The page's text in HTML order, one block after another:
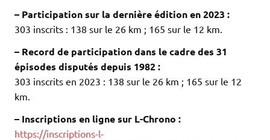
– Participation sur la dernière édition en 2023 :
303 inscrits : 138 sur le 26 km ; 165 sur le 12 km.
– Record de participation dans le cadre des 31
épisodes disputés depuis 1982 :
303 inscrits en 2023 : 138 sur le 26 km ; 165 sur le 12
km.
– Inscriptions en ligne sur L-Chrono :
https://inscriptions-l-